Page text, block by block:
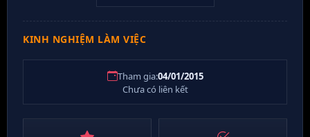
KINH NGHIỆM LÀM VIỆC
Tham gia:04/01/2015
Chưa có liên kết